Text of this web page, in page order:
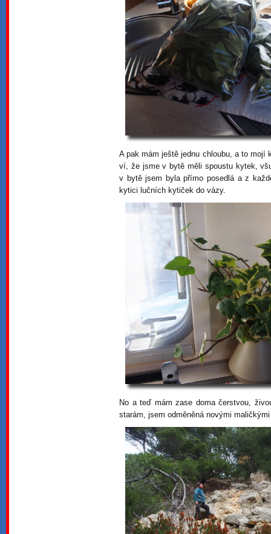
A pak mám ještě jednu chloubu, a to
ví, že jsme v bytě měli spoustu kytek,
v bytě jsem byla přímo posedlá a z
kytici lučních kytiček do vázy.
No a teď mám zase doma čerstvou,
starám, jsem odměněná novými